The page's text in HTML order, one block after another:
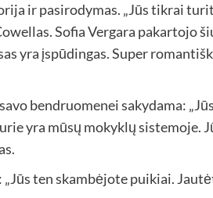
ir pasirodymas. „Jūs tikrai
Sofia Vergara pakartojo
yra įspūdingas. Super
bendruomenei sakydama:
yra mūsų mokyklų sistemoje.
ten skambėjote puikiai.